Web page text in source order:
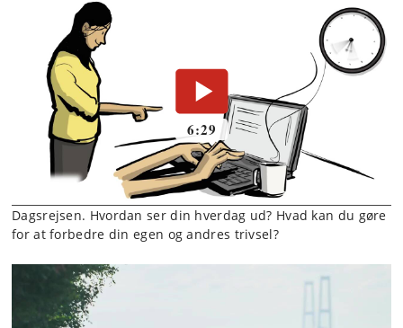
Dagsrejsen. Hvordan ser din hverdag ud? Hvad kan du gøre
for at forbedre din egen og andres trivsel?